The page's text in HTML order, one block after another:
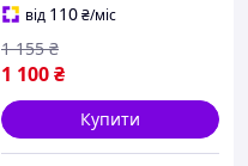
від 110₴/міс
1 100₴
1 155 ₴
Купити